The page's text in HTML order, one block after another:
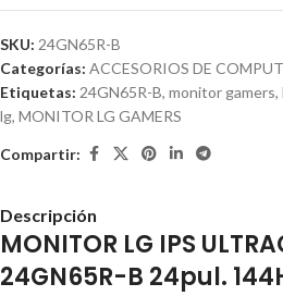
SKU: 24GN65R-B
Categorías: ACCESORIOS DE
Etiquetas: 24GN65R-B, monitor gamers,
lg, MONITOR LG GAMERS
Compartir:
Descripción
MONITOR LG IPS
24GN65R-B 24pul.